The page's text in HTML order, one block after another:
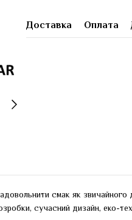
Доставка Оплата
смак як звичайного
сучасний дизайн, еко-